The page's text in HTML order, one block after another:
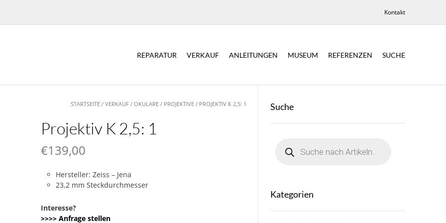
Kontakt
REPARATUR VERKAUF ANLEITUNGEN MUSEUM REFERENZEN SUCHE
STARTSEITE /VERKAUF /OKULARE / PROJEKTIVE / PROJEKTIV K 2,5: 1
Projektiv K 2,5: 1
€139,00
Hersteller: Zeiss – Jena
23,2 mm Steckdurchmesser
Interesse?
>>>> Anfrage stellen
Suche
search
Kategorien